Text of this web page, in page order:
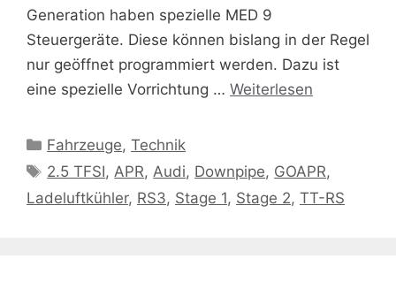
Generation haben spezielle MED 9
Steuergeräte. Diese können bislang in der Regel
nur geöffnet programmiert werden. Dazu ist
eine spezielle Vorrichtung … Weiterlesen
Kategorien
Fahrzeuge,Technik
Schlagwörter
2.5 TFSI, APR, Audi, Downpipe, GOAPR,
Ladeluftkühler, RS3, Stage 1, Stage 2, TT-RS